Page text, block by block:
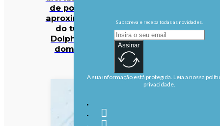
de possível
aproximação
do tufão
Dolphin no
domingo
Subscreva e receba todas as novidades.
Assinar
A sua informação está protegida. Leia a nossa
privacidade.